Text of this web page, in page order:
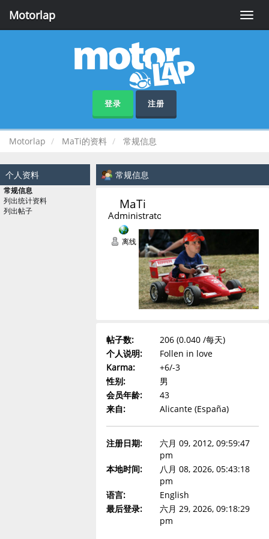
Toggle
Motorlap
登录 注册
Motorlap MaTi的资料 常规信息
个人资料
常规信息
列出统计资料
列出帖子
常规信息
MaTi
Administrator
离线
帖子数:
206 (0.040 /每天)
个人说明:
Follen in love
Karma:
+6/-3
性别:
男
会员年龄:
43
来自:
Alicante (España)
注册日期:
六月 09, 2012, 09:59:47
pm
本地时间:
八月 08, 2026, 05:43:18
pm
语言:
English
最后登录:
六月 29, 2026, 09:18:29
pm